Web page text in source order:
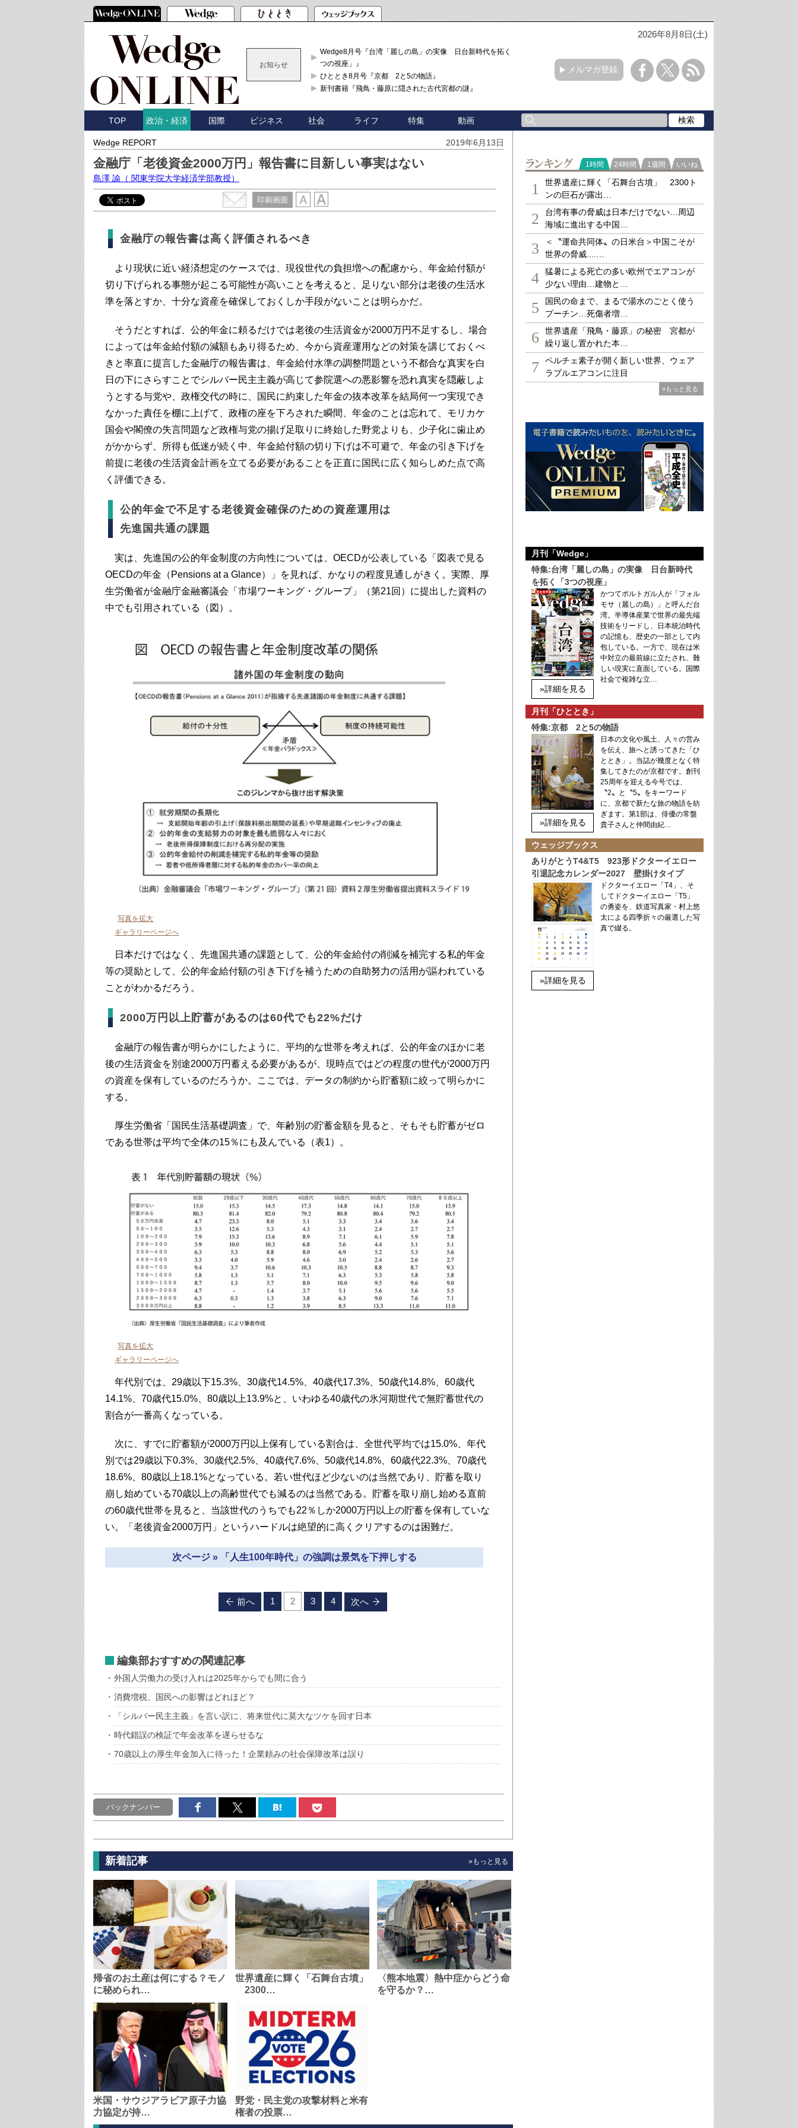
2026年8月8日(土)
お知らせ
Wedge8月号『台湾「麗しの島」の実像 日台新時代を拓く「3
つの視座」』
ひととき8月号『京都 2と5の物語』
新刊書籍『飛鳥・藤原に隠された古代宮都の謎』
メルマガ登録
TOP 政治・経済 国際 ビジネス 社会 ライフ 特集 動画
Wedge REPORT 2019年6月13日
金融庁「老後資金2000万円」報告書に目新しい事実はない
島澤 諭 （ 関東学院大学経済学部教授）
印刷画面
金融庁の報告書は高く評価されるべき
より現状に近い経済想定のケースでは、現役世代の負担増への配慮から、年金給付額が
切り下げられる事態が起こる可能性が高いことを考えると、足りない部分は老後の生活水
準を落とすか、十分な資産を確保しておくしか手段がないことは明らかだ。
そうだとすれば、公的年金に頼るだけでは老後の生活資金が2000万円不足するし、場合
によっては年金給付額の減額もあり得るため、今から資産運用などの対策を講じておくべ
きと率直に提言した金融庁の報告書は、年金給付水準の調整問題という不都合な真実を白
日の下にさらすことでシルバー民主主義が高じて参院選への悪影響を恐れ真実を隠蔽しよ
うとする与党や、政権交代の時に、国民に約束した年金の抜本改革を結局何一つ実現でき
なかった責任を棚に上げて、政権の座を下ろされた瞬間、年金のことは忘れて、モリカケ
国会や閣僚の失言問題など政権与党の揚げ足取りに終始した野党よりも、少子化に歯止め
がかからず、所得も低迷が続く中、年金給付額の切り下げは不可避で、年金の引き下げを
前提に老後の生活資金計画を立てる必要があることを正直に国民に広く知らしめた点で高
く評価できる。
公的年金で不足する老後資金確保のための資産運用は
先進国共通の課題
実は、先進国の公的年金制度の方向性については、OECDが公表している「図表で見る
OECDの年金（Pensions at a Glance）」を見れば、かなりの程度見通しがきく。実際、厚
生労働省が金融庁金融審議会「市場ワーキング・グループ」（第21回）に提出した資料の
中でも引用されている（図）。
写真を拡大
ギャラリーページへ
日本だけではなく、先進国共通の課題として、公的年金給付の削減を補完する私的年金
等の奨励として、公的年金給付額の引き下げを補うための自助努力の活用が謳われている
ことがわかるだろう。
2000万円以上貯蓄があるのは60代でも22%だけ
金融庁の報告書が明らかにしたように、平均的な世帯を考えれば、公的年金のほかに老
後の生活資金を別途2000万円蓄える必要があるが、現時点ではどの程度の世代が2000万円
の資産を保有しているのだろうか。ここでは、データの制約から貯蓄額に絞って明らかに
する。
厚生労働省「国民生活基礎調査」で、年齢別の貯蓄金額を見ると、そもそも貯蓄がゼロ
である世帯は平均で全体の15％にも及んでいる（表1）。
写真を拡大
ギャラリーページへ
年代別では、29歳以下15.3%、30歳代14.5%、40歳代17.3%、50歳代14.8%、60歳代
14.1%、70歳代15.0%、80歳以上13.9%と、いわゆる40歳代の氷河期世代で無貯蓄世代の
割合が一番高くなっている。
次に、すでに貯蓄額が2000万円以上保有している割合は、全世代平均では15.0%、年代
別では29歳以下0.3%、30歳代2.5%、40歳代7.6%、50歳代14.8%、60歳代22.3%、70歳代
18.6%、80歳以上18.1%となっている。若い世代ほど少ないのは当然であり、貯蓄を取り
崩し始めている70歳以上の高齢世代でも減るのは当然である。貯蓄を取り崩し始める直前
の60歳代世帯を見ると、当該世代のうちでも22％しか2000万円以上の貯蓄を保有していな
い。「老後資金2000万円」というハードルは絶望的に高くクリアするのは困難だ。
次ページ » 「人生100年時代」の強調は景気を下押しする
前へ 1 2 3 4 次へ
編集部おすすめの関連記事
外国人労働力の受け入れは2025年からでも間に合う
消費増税、国民への影響はどれほど？
「シルバー民主主義」を言い訳に、将来世代に莫大なツケを回す日本
時代錯誤の検証で年金改革を遅らせるな
70歳以上の厚生年金加入に待った！企業頼みの社会保障改革は誤り
バックナンバー
新着記事 »もっと見る
帰省のお土産は何にする？モノ
に秘められ…
世界遺産に輝く「石舞台古墳」
2300…
〈熊本地震〉熱中症からどう命
を守るか？…
米国・サウジアラビア原子力協
力協定が持…
野党・民主党の攻撃材料と米有
権者の投票…
ランキング
1時間 24時間 1週間 いいね
1
世界遺産に輝く「石舞台古墳」 2300ト
ンの巨石が露出…
2
台湾有事の脅威は日本だけでない…周辺
海域に進出する中国…
3
＜〝運命共同体〟の日米台＞中国こそが
世界の脅威....…
4
猛暑による死亡の多い欧州でエアコンが
少ない理由…建物と…
5
国民の命まで、まるで湯水のごとく使う
プーチン…死傷者増…
6
世界遺産「飛鳥・藤原」の秘密 宮都が
繰り返し置かれた本…
7
ペルチェ素子が開く新しい世界、ウェア
ラブルエアコンに注目
»もっと見る
月刊「Wedge」
特集:台湾「麗しの島」の実像 日台新時代
を拓く「3つの視座」
»詳細を見る
かつてポルトガル人が「フォル
モサ（麗しの島）」と呼んだ台
湾。半導体産業で世界の最先端
技術をリードし、日本統治時代
の記憶も、歴史の一部として内
包している。一方で、現在は米
中対立の最前線に立たされ、難
しい現実に直面している。国際
社会で複雑な立…
月刊「ひととき」
特集:京都 2と5の物語
»詳細を見る
日本の文化や風土、人々の営み
を伝え、旅へと誘ってきた「ひ
ととき」。当誌が幾度となく特
集してきたのが京都です。創刊
25周年を迎える今号では、
〝2〟と〝5〟をキーワード
に、京都で新たな旅の物語を紡
ぎます。第1部は、俳優の常盤
貴子さんと仲間由紀…
ウェッジブックス
ありがとうT4&T5 923形ドクターイエロー
引退記念カレンダー2027 壁掛けタイプ
»詳細を見る
ドクターイエロー「T4」、そ
してドクターイエロー「T5」
の勇姿を、鉄道写真家・村上悠
太による四季折々の厳選した写
真で綴る。